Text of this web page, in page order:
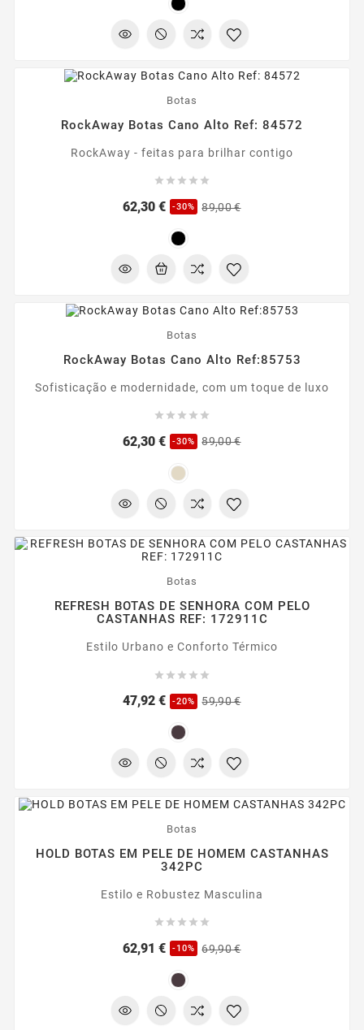
Botas
RockAway Botas Cano Alto Ref: 84572
RockAway - feitas para brilhar contigo
    
62,30 € -30% 89,00 €
Botas
RockAway Botas Cano Alto Ref:85753
Sofisticação e modernidade, com um toque de luxo
    
62,30 € -30% 89,00 €Preço
Preço
Botas
REFRESH BOTAS DE SENHORA COM PELO
CASTANHAS REF: 172911C
Estilo Urbano e Conforto Térmico
    
47,92 € -20% 59,90 €Preço
Preço
Botas
HOLD BOTAS EM PELE DE HOMEM CASTANHAS
342PC
Estilo e Robustez Masculina
    
62,91 € -10% 69,90 €